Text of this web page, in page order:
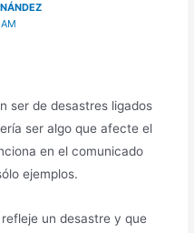
ser de desastres ligados
ser algo que afecte el
en el comunicado
ejemplos.
un desastre y que